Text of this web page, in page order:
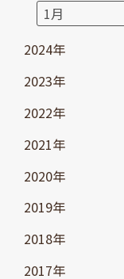
1月
2024年
2023年
2022年
2021年
2020年
2019年
2018年
2017年